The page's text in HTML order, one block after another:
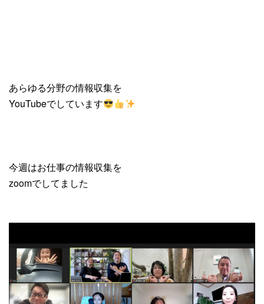
あらゆる分野の情報収集を
YouTubeでしています
今週はお仕事の情報収集を
zoomでしてました